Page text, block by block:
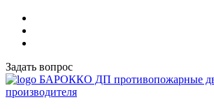
Задать вопрос
БАРОККО ДП противопожарные
производителя